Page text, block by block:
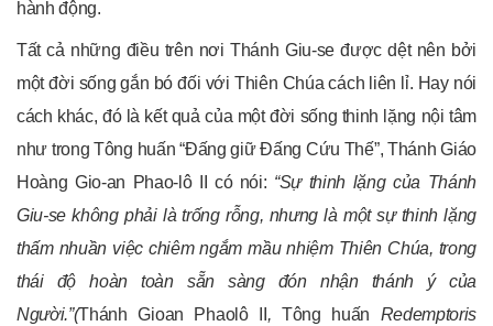
hành động.
Tất cả những điều trên nơi Thánh Giu-se được dệt nên bởi
một đời sống gắn bó đối với Thiên Chúa cách liên lỉ. Hay nói
cách khác, đó là kết quả của một đời sống thinh lặng nội tâm
như trong Tông huấn “Đấng giữ Đấng Cứu Thế”, Thánh Giáo
Hoàng Gio-an Phao-lô II có nói: “Sự thinh lặng của Thánh
Giu-se không phải là trống rỗng, nhưng là một sự thinh lặng
thấm nhuần việc chiêm ngắm mầu nhiệm Thiên Chúa, trong
thái độ hoàn toàn sẵn sàng đón nhận thánh ý của
Người.”(Thánh Gioan Phaolô II , Tông huấn Redemptoris